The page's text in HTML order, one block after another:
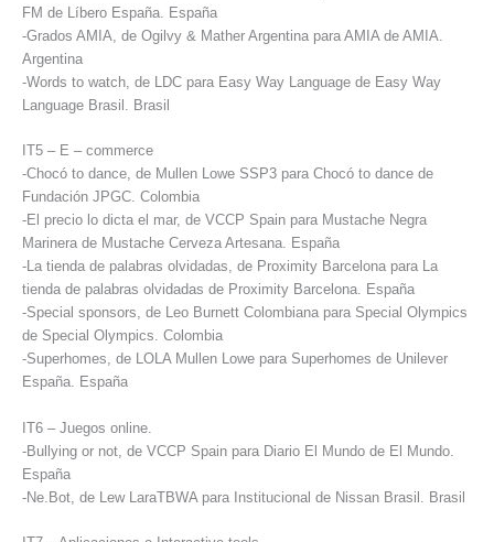
FM de Líbero España. España
-Grados AMIA, de Ogilvy & Mather Argentina para AMIA de AMIA.
Argentina
-Words to watch, de LDC para Easy Way Language de Easy Way
Language Brasil. Brasil
IT5 – E – commerce
-Chocó to dance, de Mullen Lowe SSP3 para Chocó to dance de
Fundación JPGC. Colombia
-El precio lo dicta el mar, de VCCP Spain para Mustache Negra
Marinera de Mustache Cerveza Artesana. España
-La tienda de palabras olvidadas, de Proximity Barcelona para La
tienda de palabras olvidadas de Proximity Barcelona. España
-Special sponsors, de Leo Burnett Colombiana para Special Olympics
de Special Olympics. Colombia
-Superhomes, de LOLA Mullen Lowe para Superhomes de Unilever
España. España
IT6 – Juegos online.
-Bullying or not, de VCCP Spain para Diario El Mundo de El Mundo.
España
-Ne.Bot, de Lew LaraTBWA para Institucional de Nissan Brasil. Brasil